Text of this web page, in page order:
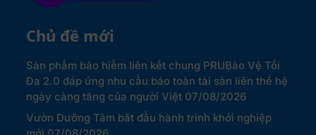
Chủ đề mới
Sản phẩm bảo hiểm liên kết chung PRUBảo Vệ Tối
Đa 2.0 đáp ứng nhu cầu bảo toàn tài sản liên thế hệ
ngày càng tăng của người Việt 07/08/2026
Vườn Dưỡng Tâm bắt đầu hành trình khởi nghiệp